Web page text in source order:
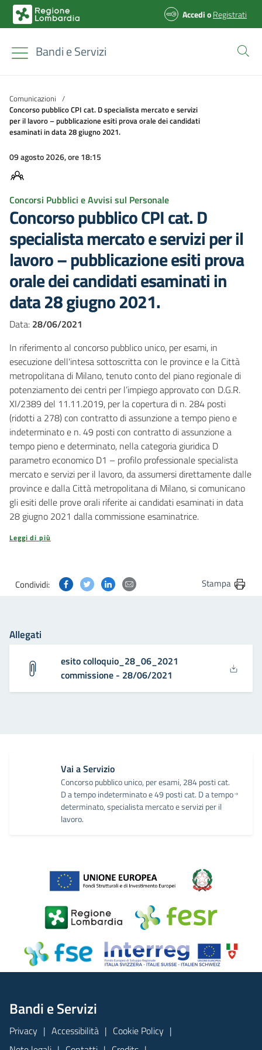
AccedioRegistrati
Bandi e Servizi
Comunicazioni /
Concorso pubblico CPI cat. D specialista mercato e servizi
per il lavoro – pubblicazione esiti prova orale dei candidati
esaminati in data 28 giugno 2021.
09 agosto 2026, ore 18:15
Concorsi Pubblici e Avvisi sul Personale
Concorso pubblico CPI cat. D
specialista mercato e servizi per il
lavoro – pubblicazione esiti prova
orale dei candidati esaminati in
data 28 giugno 2021.
Data: 28/06/2021
In riferimento al concorso pubblico unico, per esami, in
esecuzione dell'intesa sottoscritta con le province e la Città
metropolitana di Milano, tenuto conto del piano regionale di
potenziamento dei centri per l’impiego approvato con D.G.R.
XI/2389 del 11.11.2019, per la copertura di n. 284 posti
(ridotti a 278) con contratto di assunzione a tempo pieno e
indeterminato e n. 49 posti con contratto di assunzione a
tempo pieno e determinato, nella categoria giuridica D
parametro economico D1 – profilo professionale specialista
mercato e servizi per il lavoro, da assumersi direttamente dalle
province e dalla Città metropolitana di Milano, si comunicano
gli esiti delle prove orali riferite ai candidati esaminati in data
28 giugno 2021 dalla commissione esaminatrice.
Leggi di più
Condividi: Condividi questa pagina su Facebook
Condividi questa pagina su Twitter
Condividi questa pagina su Linkedin
Condividi questa pagina via
Stampa
Allegati
esito colloquio_28_06_2021
commissione - 28/06/2021
Vai a Servizio
Concorso pubblico unico, per esami, 284 posti cat.
D a tempo indeterminato e 49 posti cat. D a tempo
determinato, specialista mercato e servizi per il
lavoro.
Bandi e Servizi
Privacy Accessibilità
Cookie Policy